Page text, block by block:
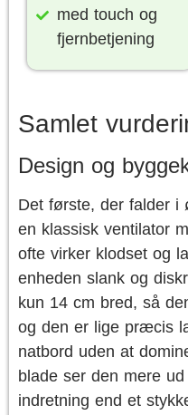
med touch og
fjernbetjening
Samlet
Design og
Det første, der falder i
en klassisk ventilator
ofte virker klodset og
enheden slank og
kun 14 cm bred, så
og den er lige præcis
natbord uden at
blade ser den mere
indretning end et